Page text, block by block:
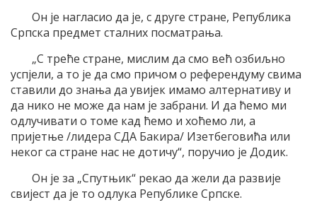
Он је нагласио да је, с друге стране, Република
Српска предмет сталних посматрања.
„С треће стране, мислим да смо већ озбиљно
успјели, а то је да смо причом о референдуму свима
ставили до знања да увијек имамо алтернативу и
да нико не може да нам је забрани. И да ћемо ми
одлучивати о томе кад ћемо и хоћемо ли, а
пријетње /лидера СДА Бакира/ Изетбеговића или
неког са стране нас не дотичу“, поручио је Додик.
Он је за „Спутњик“ рекао да жели да развије
свијест да је то одлука Републике Српске.